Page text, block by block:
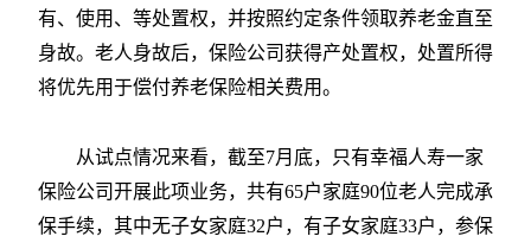
有、使用、等处置权，并按照约定条件领取养老金直至
身故。老人身故后，保险公司获得产处置权，处置所得
将优先用于偿付养老保险相关费用。
从试点情况来看，截至7月底，只有幸福人寿一家
保险公司开展此项业务，共有65户家庭90位老人完成承
保手续，其中无子女家庭32户，有子女家庭33户，参保